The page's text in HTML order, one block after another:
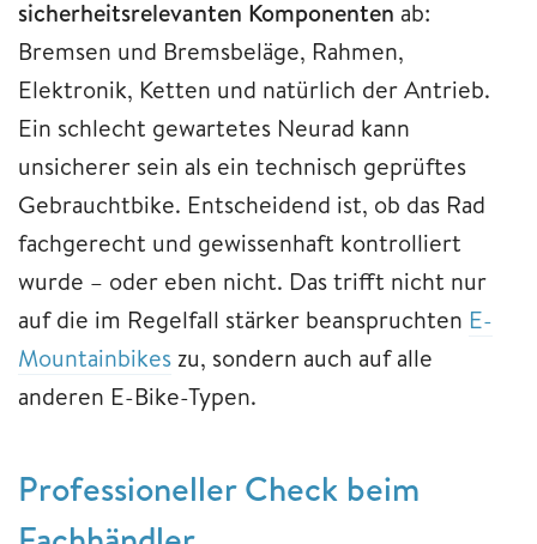
sicherheitsrelevanten Komponenten ab:
Bremsen und Bremsbeläge, Rahmen,
Elektronik, Ketten und natürlich der Antrieb.
Ein schlecht gewartetes Neurad kann
unsicherer sein als ein technisch geprüftes
Gebrauchtbike. Entscheidend ist, ob das Rad
fachgerecht und gewissenhaft kontrolliert
wurde – oder eben nicht. Das trifft nicht nur
auf die im Regelfall stärker beanspruchten E-
Mountainbikeszu, sondern auch auf alle
anderen E-Bike-Typen.
Professioneller Check beim